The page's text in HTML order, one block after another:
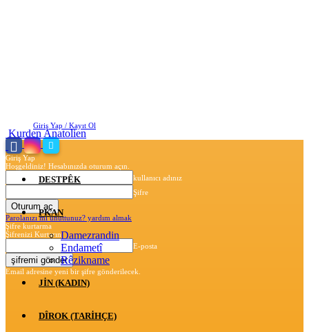
Giriş Yap / Kayıt Ol
Giriş Yap
Hoşgeldiniz! Hesabınızda oturum açın.
kullanıcı adınız
Şifre
Parolanızı mı unuttunuz? yardım almak
Şifre kurtarma
Şifrenizi Kurtarın
E-posta
Email adresine yeni bir şifre gönderilecek.
Kurden Anatolien
DESTPÊK
PKAN
Damezrandin
Endametî
Rêzikname
JİN (KADIN)
DÎROK (TARİHÇE)